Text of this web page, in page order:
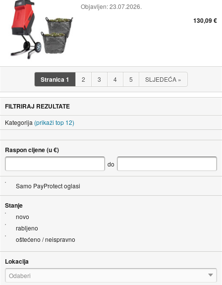
Objavljen:23.07.2026.
130,09 €
Stranica1 2 3 4 5 SLJEDEĆA »
FILTRIRAJ REZULTATE
Kategorija (prikaži top 12)
Raspon cijene (u €)
do
Samo PayProtect oglasi
Stanje
novo
rabljeno
oštećeno / neispravno
Lokacija
Odaberi